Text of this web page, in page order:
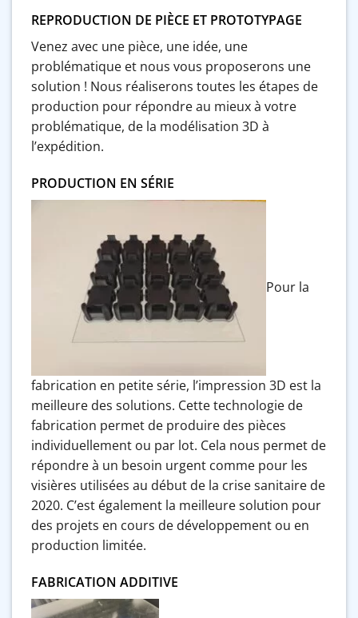
REPRODUCTION DE PIÈCE ET PROTOTYPAGE
Venez avec une pièce, une idée, une
problématique et nous vous proposerons une
solution ! Nous réaliserons toutes les étapes de
production pour répondre au mieux à votre
problématique, de la modélisation 3D à
l’expédition.
PRODUCTION EN SÉRIE
Pour la
fabrication en petite série, l’impression 3D est la
meilleure des solutions. Cette technologie de
fabrication permet de produire des pièces
individuellement ou par lot. Cela nous permet de
répondre à un besoin urgent comme pour les
visières utilisées au début de la crise sanitaire de
2020. C’est également la meilleure solution pour
des projets en cours de développement ou en
production limitée.
FABRICATION ADDITIVE